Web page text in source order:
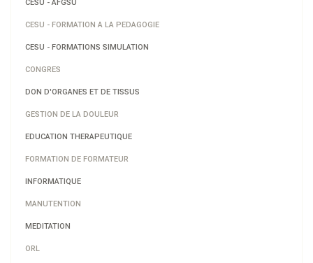
CESU - AFGSU
CESU - FORMATION A LA PEDAGOGIE
CESU - FORMATIONS SIMULATION
CONGRES
DON D'ORGANES ET DE TISSUS
GESTION DE LA DOULEUR
EDUCATION THERAPEUTIQUE
FORMATION DE FORMATEUR
INFORMATIQUE
MANUTENTION
MEDITATION
ORL